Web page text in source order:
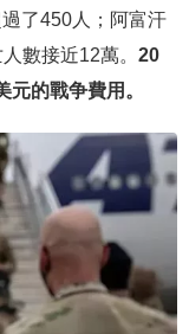
了450人；阿富汗
數接近12萬。 20
的戰争費用。